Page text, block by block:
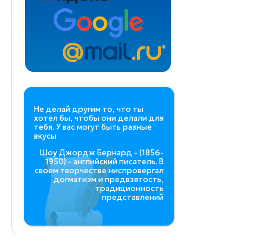
Не делай другим то, что ты
хотел бы, чтобы они делали для
тебя. У вас могут быть разные
вкусы
Шоу Джордж Бернард - (1856-
1950) - английский писатель. В
своем творчестве ниспровергал
догматизм и предвзятость,
традиционность
представлений